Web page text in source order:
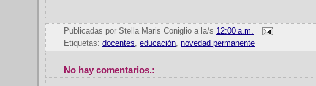
Publicadas por Stella Maris Coniglio a la/s 12:00 a.m.
Etiquetas: docentes, educación, novedad permanente
No hay comentarios.: